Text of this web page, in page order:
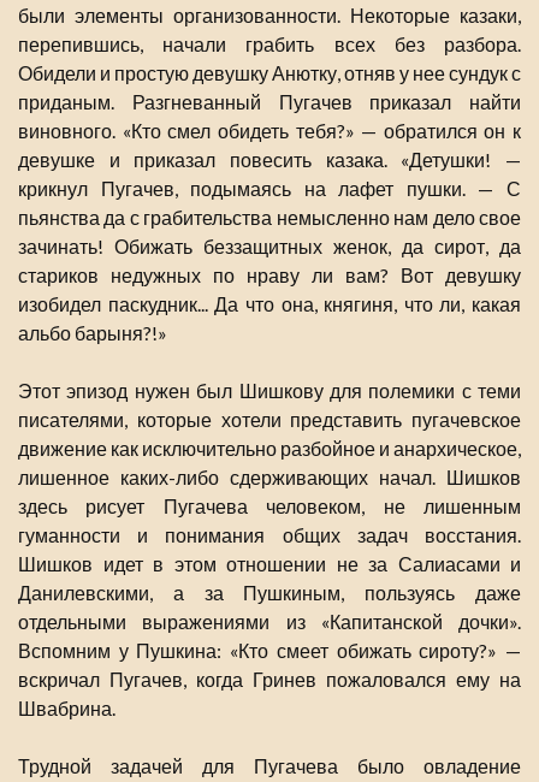
были элементы организованности. Некоторые казаки,
перепившись, начали грабить всех без разбора.
Обидели и простую девушку Анютку, отняв у нее сундук с
приданым. Разгневанный Пугачев приказал найти
виновного. «Кто смел обидеть тебя?» — обратился он к
девушке и приказал повесить казака. «Детушки! —
крикнул Пугачев, подымаясь на лафет пушки. — С
пьянства да с грабительства немысленно нам дело свое
зачинать! Обижать беззащитных женок, да сирот, да
стариков недужных по нраву ли вам? Вот девушку
изобидел паскудник... Да что она, княгиня, что ли, какая
альбо барыня?!»
Этот эпизод нужен был Шишкову для полемики с теми
писателями, которые хотели представить пугачевское
движение как исключительно разбойное и анархическое,
лишенное каких-либо сдерживающих начал. Шишков
здесь рисует Пугачева человеком, не лишенным
гуманности и понимания общих задач восстания.
Шишков идет в этом отношении не за Салиасами и
Данилевскими, а за Пушкиным, пользуясь даже
отдельными выражениями из «Капитанской дочки».
Вспомним у Пушкина: «Кто смеет обижать сироту?» —
вскричал Пугачев, когда Гринев пожаловался ему на
Швабрина.
Трудной задачей для Пугачева было овладение